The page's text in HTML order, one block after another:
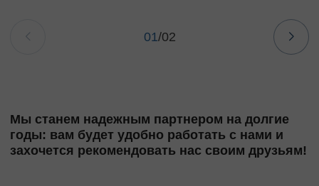
01/02
Мы станем надежным партнером на долгие
годы: вам будет удобно работать с нами и
захочется рекомендовать нас своим друзьям!